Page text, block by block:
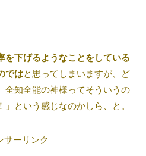
を下げるようなことをしている
ではと思ってしまいますが、ど
全知全能の神様ってそういうの
という感じなのかしら、と。
サーリンク